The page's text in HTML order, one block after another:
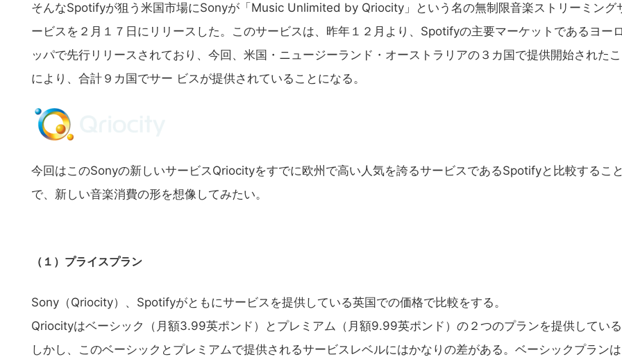
そんなSpotifyが狙う米国市場にSonyが「Music Unlimited by Qriocity」という名の無制限音楽ストリーミング
ービスを２月１７日にリリースした。このサービスは、昨年１２月より、Spotifyの主要マーケットであるヨーロ
ッパで先行リリースされており、今回、米国・ニュージーランド・オーストラリアの３カ国で提供開始されたこ
により、合計９カ国でサー ビスが提供されていることになる。
今回はこのSonyの新しいサービスQriocityをすでに欧州で高い人気を誇るサービスであるSpotifyと比較すること
で、新しい音楽消費の形を想像してみたい。
（１）プライスプラン
Sony（Qriocity）、Spotifyがともにサービスを提供している英国での価格で比較をする。
Qriocityはベーシック（月額3.99英ポンド）とプレミアム（月額9.99英ポンド）の２つのプランを提供している
しかし、このベーシックとプレミアムで提供されるサービスレベルにはかなりの差がある。ベーシックプラン